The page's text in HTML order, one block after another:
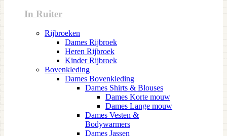
In Ruiter
Rijbroeken
Dames Rijbroek
Heren Rijbroek
Kinder Rijbroek
Bovenkleding
Dames Bovenkleding
Dames Shirts & Blouses
Dames Korte mouw
Dames Lange mouw
Dames Vesten &
Bodywarmers
Dames Jassen